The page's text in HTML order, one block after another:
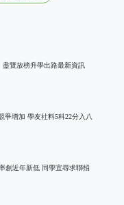
盡覽放榜升學出路最新資訊
爭增加 學友社料5科22分入八